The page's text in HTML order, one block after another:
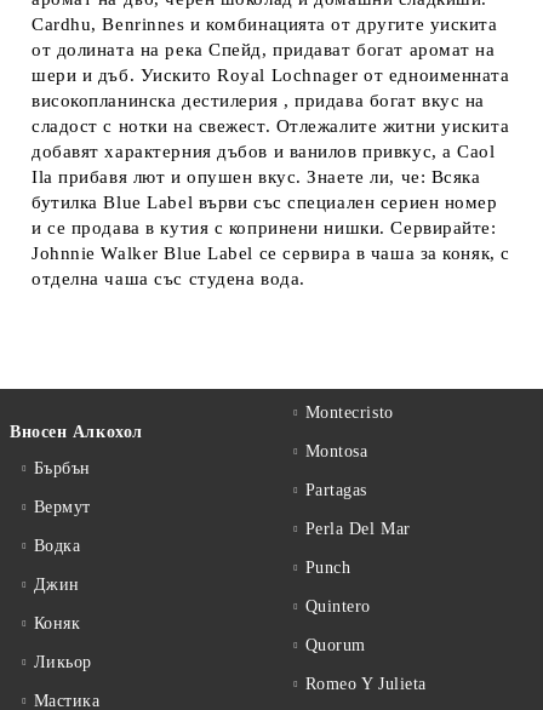
Cardhu, Benrinnes и комбинацията от другите уискита
от долината на река Спейд, придават богат аромат на
шери и дъб. Уискито Royal Lochnager от едноименната
високопланинска дестилерия , придава богат вкус на
сладост с нотки на свежест. Отлежалите житни уискита
добавят характерния дъбов и ванилов привкус, а Caol
Ila прибавя лют и опушен вкус. Знаете ли, че: Всяка
бутилка Blue Label върви със специален сериен номер
и се продава в кутия с копринени нишки. Сервирайте:
Johnnie Walker Blue Label се сервира в чаша за коняк, с
отделна чаша със студена вода.
Вносен Алкохол
Бърбън
Вермут
Водка
Джин
Коняк
Ликьор
Мастика
Montecristo
Montosa
Partagas
Perla Del Mar
Punch
Quintero
Quorum
Romeo Y Julieta